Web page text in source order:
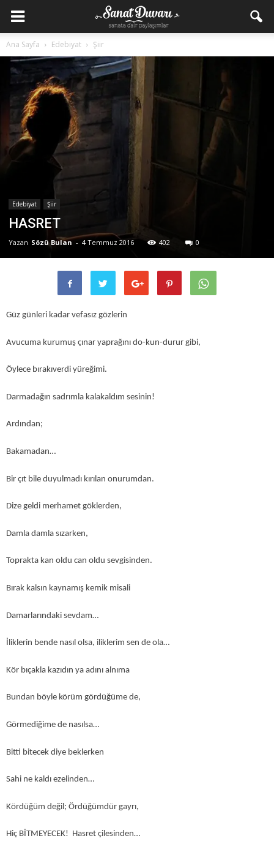
Ana Sayfa Edebiyat Şiir
Edebiyat Şiir
HASRET
Yazan Sözü Bulan - 4 Temmuz 2016 402 0
Güz günleri kadar vefasız gözlerin
Avucuma kurumuş çınar yaprağını do-kun-durur gibi,
Öylece bırakıverdi yüreğimi.
Darmadağın sadrımla kalakaldım sesinin!
Ardından;
Bakamadan…
Bir çıt bile duyulmadı kırılan onurumdan.
Dize geldi merhamet göklerden,
Damla damla sızarken,
Toprakta kan oldu can oldu sevgisinden.
Bırak kalsın kaynamış kemik misali
Damarlarındaki sevdam…
İliklerin bende nasıl olsa, iliklerim sen de ola…
Kör bıçakla kazıdın ya adını alnıma
Bundan böyle körüm gördüğüme de,
Görmediğime de nasılsa…
Bitti bitecek diye beklerken
Sahi ne kaldı ezelinden…
Kördüğüm değil; Ördüğümdür gayrı,
Hiç BİTMEYECEK! Hasret çilesinden…